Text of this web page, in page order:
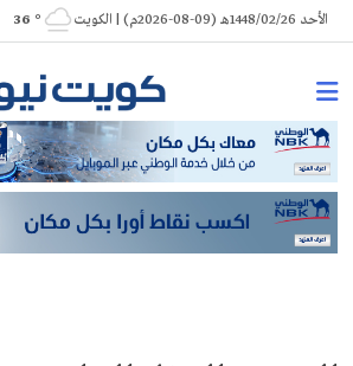
Skip
to
الأحد 1448/02/26هـ (09-08-2026م) | الكويت ° 36